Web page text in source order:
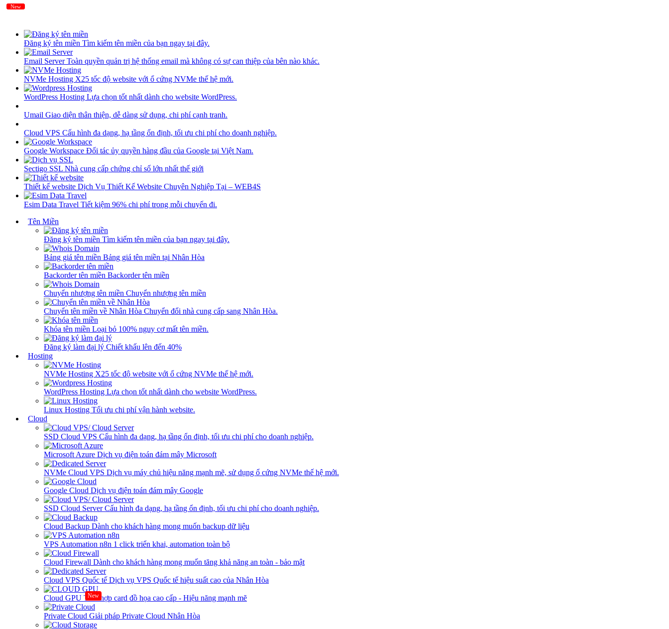
Đăng ký tên miền Tìm kiếm tên miền của bạn ngay tại đây.
Email ServerToàn quyền quản trị hệ thống email mà không có sự can thiệp của bên nào khác.
NVMe Hosting X25 tốc độ website với ổ cứng NVMe thế hệ mới.
WordPress Hosting Lựa chọn tốt nhất dành cho website WordPress.
Umail Giao diện thân thiện, dễ dàng sử dụng, chi phí cạnh tranh.
Cloud VPS Cấu hình đa dạng, hạ tầng ổn định, tối ưu chi phí cho doanh nghiệp.
Google Workspace Đối tác ủy quyền hàng đầu của Google tại Việt Nam.
Sectigo SSL Nhà cung cấp chứng chỉ số lớn nhất thế giới
Thiết kế website Dịch Vụ Thiết Kế Website Chuyên Nghiệp Tại – WEB4S
Esim Data Travel Tiết kiệm 96% chi phí trong mỗi chuyến đi.
Tên Miền
Đăng ký tên miền Tìm kiếm tên miền của bạn ngay tại đây.
Bảng giá tên miền Bảng giá tên miền tại Nhân Hòa
Backorder tên miền Backorder tên miền
Chuyển nhượng tên miền Chuyển nhượng tên miền
Chuyển tên miền về Nhân Hòa Chuyển đổi nhà cung cấp sang Nhân Hòa.
Khóa tên miền Loại bỏ 100% nguy cơ mất tên miền.
Đăng ký làm đại lý Chiết khấu lên đến 40%
Hosting
NVMe Hosting X25 tốc độ website với ổ cứng NVMe thế hệ mới.
WordPress Hosting Lựa chọn tốt nhất dành cho website WordPress.
Linux Hosting Tối ưu chi phí vận hành website.
New
Cloud
SSD Cloud VPS Cấu hình đa dạng, hạ tầng ổn định, tối ưu chi phí cho doanh nghiệp.
Microsoft Azure Dịch vụ điện toán đám mây Microsoft
NVMe Cloud VPS Dịch vụ máy chủ hiệu năng mạnh mẽ, sử dụng ổ cứng NVMe thế hệ mới.
Google Cloud Dịch vụ điện toán đám mây Google
SSD Cloud ServerCấu hình đa dạng, hạ tầng ổn định, tối ưu chi phí cho doanh nghiệp.
Cloud Backup Dành cho khách hàng mong muốn backup dữ liệu
VPS Automation n8n 1 click triển khai, automation toàn bộ
Cloud Firewall Dành cho khách hàng mong muốn tăng khả năng an toàn - bảo mật
Cloud VPS Quốc tế Dịch vụ VPS Quốc tế hiệu suất cao của Nhân Hòa
Cloud GPU New
Tích hợp card đồ họa cao cấp - Hiệu năng mạnh mẽ
Private Cloud Giải pháp Private Cloud Nhân Hòa
New